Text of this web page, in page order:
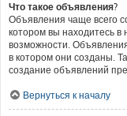
Что такое объявления?
Объявления чаще всего
котором вы находитесь
возможности.
в котором они созданы.
создание объявлений
Вернуться к началу